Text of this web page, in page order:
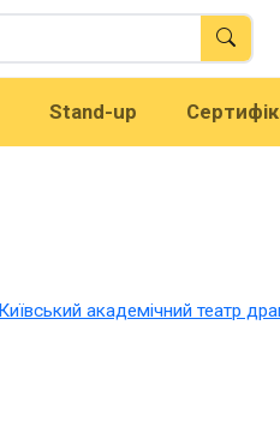
Stand-up
Київський академічний театр